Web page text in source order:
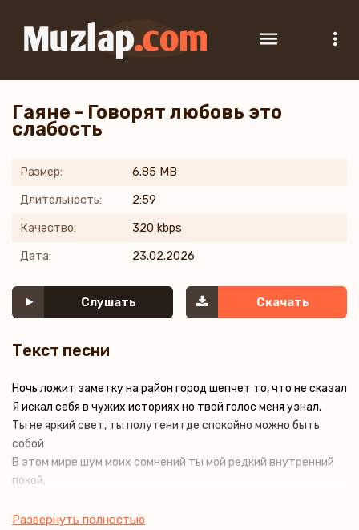
Гаяне - Говорят любовь это
слабость
Размер: 6.85 MB
Длительность: 2:59
Качество: 320 kbps
Дата: 23.02.2026
Слушать Скачать
Текст песни
Ночь ложит заметку на район город шепчет то, что не сказал
Я искал себя в чужих историях но твой голос меня узнал.
Ты не яркий свет, ты полутени где спокойно можно быть
собой
В этом мире шум моих сомнений ты мой редкий внутренний
покой.
Гайяне между небом и землёй я иду, не зная, где конец но
Развернуть полностью